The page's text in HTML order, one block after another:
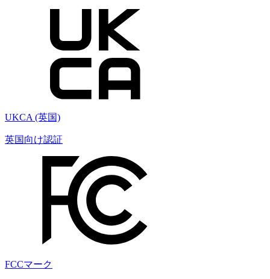
UKCA (英国)
英国向け認証
FCCマーク